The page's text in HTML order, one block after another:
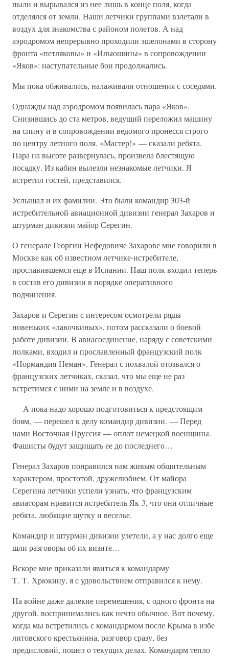
пыли и вырывался из нее лишь в конце поля, когда
отделялся от земли. Наши летчики группами взлетали в
воздух для знакомства с районом полетов. А над
аэродромом непрерывно проходили эшелонами в сторону
фронта «петляковы» и «Ильюшины» в сопровождении
«Яков»: наступательные бои продолжались.
Мы пока обживались, налаживали отношения с соседями.
Однажды над аэродромом появилась пара «Яков».
Снизившись до ста метров, ведущий переложил машину
на спину и в сопровождении ведомого пронесся строго
по центру летного поля. «Мастер!» — сказали ребята.
Пара на высоте развернулась, произвела блестящую
посадку. Из кабин вылезли незнакомые летчики. Я
встретил гостей, представился.
Услышал и их фамилии. Это были командир 303-й
истребительной авиационной дивизии генерал Захаров и
штурман дивизии майор Серегин.
О генерале Георгии Нефедовиче Захарове мне говорили в
Москве как об известном летчике-истребителе,
прославившемся еще в Испании. Наш полк входил теперь
в состав его дивизии в порядке оперативного
подчинения.
Захаров и Серегин с интересом осмотрели ряды
новеньких «лавочкиных», потом рассказали о боевой
работе дивизии. В авиасоединение, наряду с советскими
полками, входил и прославленный французский полк
«Нормандия-Неман». Генерал с похвалой отозвался о
французских летчиках, сказал, что мы еще не раз
встретимся с ними на земле и в воздухе.
— А пока надо хорошо подготовиться к предстоящим
боям, — перешел к делу командир дивизии. — Перед
нами Восточная Пруссия — оплот немецкой военщины.
Фашисты будут защищать ее до последнего…
Генерал Захаров понравился нам живым общительным
характером, простотой, дружелюбием. От майора
Серегина летчики успели узнать, что французским
авиаторам нравится истребитель Як-3, что они отличные
ребята, любящие шутку и веселье.
Командир и штурман дивизии улетели, а у нас долго еще
шли разговоры об их визите…
Вскоре мне приказали явиться к командарму
Т. Т. Хрюкину, я с удовольствием отправился к нему.
На войне даже далекие перемещения, с одного фронта на
другой, воспринимались как нечто обычное. Вот почему,
когда мы встретились с командармом после Крыма в избе
литовского крестьянина, разговор сразу, без
предисловий, пошел о текущих делах. Командарм тепло